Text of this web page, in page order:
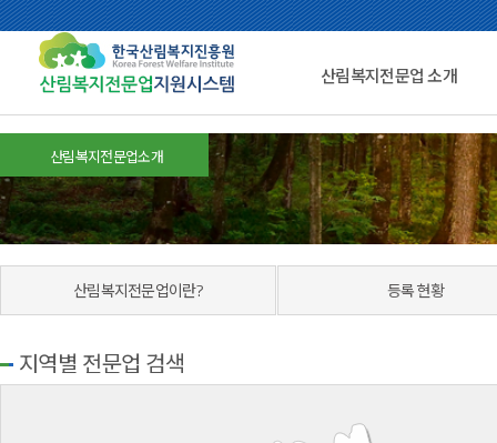
산림복지전문업 소개
산림복지전문업소개
산림복지전문업이란? 등록 현황
지역별 전문업 검색